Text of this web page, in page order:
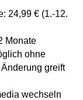
24,99 € (1.-12.
Monate
ohne
greift
wechseln